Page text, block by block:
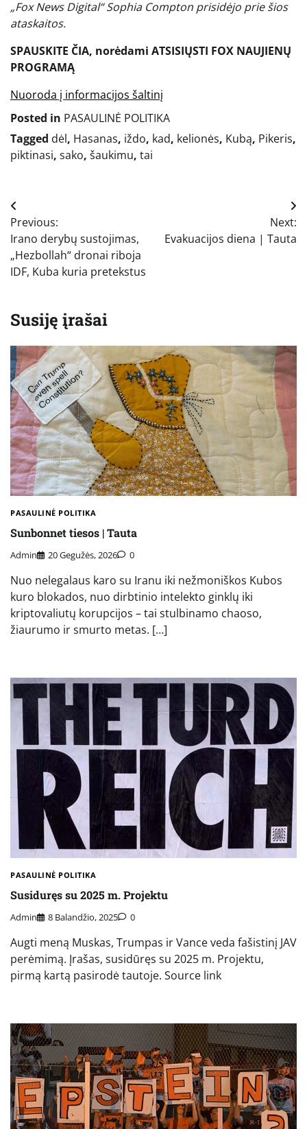
„Fox News Digital“ Sophia Compton prisidėjo prie šios
ataskaitos.
SPAUSKITE ČIA, norėdami ATSISIŲSTI FOX NAUJIENŲ
PROGRAMĄ
Nuoroda į informacijos šaltinį
Posted in PASAULINĖ POLITIKA
Tagged dėl, Hasanas, iždo, kad, kelionės, Kubą, Pikeris,
piktinasi, sako, šaukimu, tai
Navigacija
tarp
įrašų
Previous:
Irano derybų sustojimas,
„Hezbollah“ dronai riboja
IDF, Kuba kuria pretekstus
Next:
Evakuacijos diena | Tauta
Susiję įrašai
PASAULINĖ POLITIKA
Sunbonnet tiesos | Tauta
Admin 20 Gegužės, 2026 0
Nuo nelegalaus karo su Iranu iki nežmoniškos Kubos
kuro blokados, nuo dirbtinio intelekto ginklų iki
kriptovaliutų korupcijos – tai stulbinamo chaoso,
žiaurumo ir smurto metas. […]
PASAULINĖ POLITIKA
Susiduręs su 2025 m. Projektu
Admin 8 Balandžio, 2025 0
Augti meną Muskas, Trumpas ir Vance veda fašistinį JAV
perėmimą. Įrašas, susidūręs su 2025 m. Projektu,
pirmą kartą pasirodė tautoje. Source link